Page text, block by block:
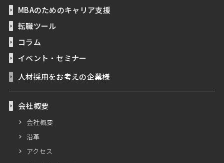
MBAのためのキャリア支援
転職ツール
コラム
イベント・セミナー
人材採用をお考えの企業様
会社概要
会社概要
沿革
アクセス